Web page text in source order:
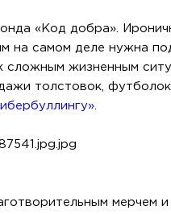
«Код добра».
на самом деле нужна
сложным жизненным
толстовок, футболок
мерчем